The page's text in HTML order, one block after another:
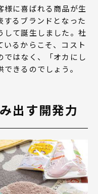
様に喜ばれる商品が生
するブランドとなった
して誕生しました。社
いるからこそ、コスト
ではなく、「オカにし
きるのでしょう。
出す開発力